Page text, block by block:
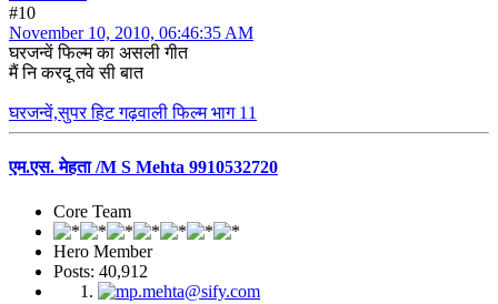
#10
November 10, 2010, 06:46:35 AM
घरजन्वें फिल्म का असली गीत
मैं नि करदू तवे सी बात
घरजन्वें,सुपर हिट गढ़वाली फिल्म भाग 11
एम.एस. मेहता /M S Mehta 9910532720
Core Team
Hero Member
Posts: 40,912